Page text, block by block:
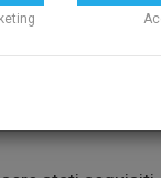
Titolare non